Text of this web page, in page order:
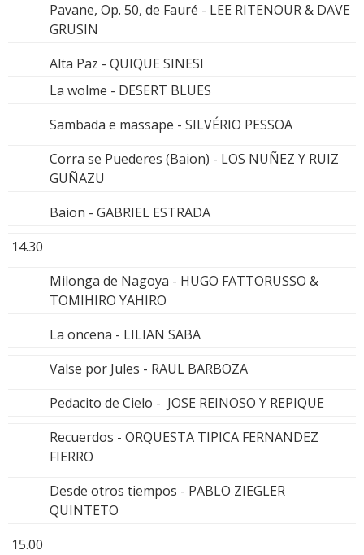
Pavane, Op. 50, de Fauré - LEE RITENOUR & DAVE
GRUSIN
Alta Paz - QUIQUE SINESI
La wolme - DESERT BLUES
Sambada e massape - SILVÉRIO PESSOA
Corra se Puederes (Baion) - LOS NUÑEZ Y RUIZ
GUÑAZU
Baion - GABRIEL ESTRADA
14.30
Milonga de Nagoya - HUGO FATTORUSSO &
TOMIHIRO YAHIRO
La oncena - LILIAN SABA
Valse por Jules - RAUL BARBOZA
Pedacito de Cielo - JOSE REINOSO Y REPIQUE
Recuerdos - ORQUESTA TIPICA FERNANDEZ
FIERRO
Desde otros tiempos - PABLO ZIEGLER
QUINTETO
15.00